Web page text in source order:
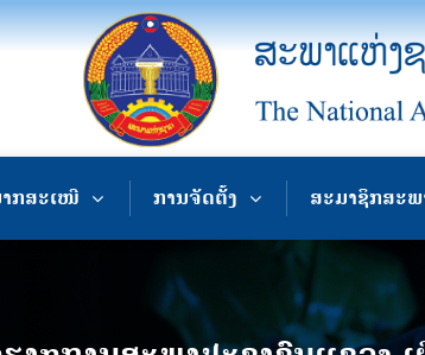
ກສະເໜີ ການຈັດຕັ້ງ ສະມາຊິກສະພ